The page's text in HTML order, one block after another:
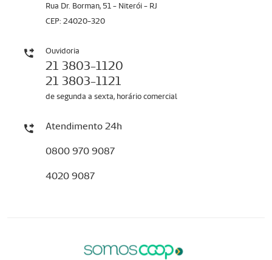
Rua Dr. Borman, 51 - Niterói - RJ
CEP: 24020-320
Ouvidoria
21 3803-1120
21 3803-1121
de segunda a sexta, horário comercial
Atendimento 24h
0800 970 9087
4020 9087